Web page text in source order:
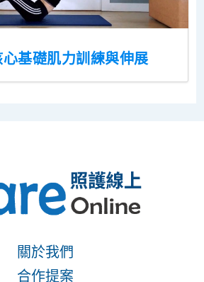
基礎肌力訓練與伸展
關於我們
合作提案